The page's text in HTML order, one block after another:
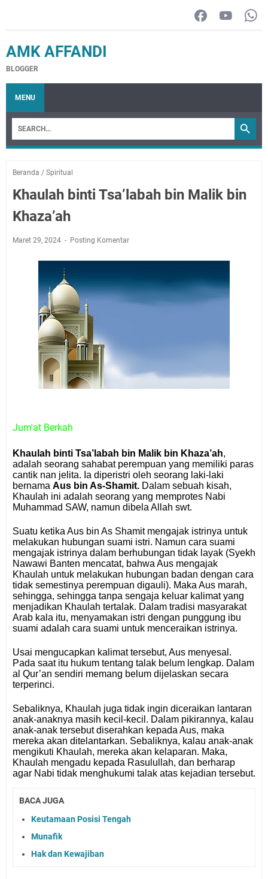
AMK AFFANDI
BLOGGER
MENU
Beranda / Spiritual
Khaulah binti Tsa’labah bin Malik bin
Khaza’ah
Maret 29, 2024 Posting Komentar
Jum'at Berkah
Khaulah binti Tsa’labah bin Malik bin Khaza’ah,
adalah seorang sahabat perempuan yang memiliki paras
cantik nan jelita. Ia diperistri oleh seorang laki-laki
bernama Aus bin As-Shamit. Dalam sebuah kisah,
Khaulah ini adalah seorang yang memprotes Nabi
Muhammad SAW, namun dibela Allah swt.
Suatu ketika Aus bin As Shamit mengajak istrinya untuk
melakukan hubungan suami istri. Namun cara suami
mengajak istrinya dalam berhubungan tidak layak (Syekh
Nawawi Banten mencatat, bahwa Aus mengajak
Khaulah untuk melakukan hubungan badan dengan cara
tidak semestinya perempuan digauli). Maka Aus marah,
sehingga, sehingga tanpa sengaja keluar kalimat yang
menjadikan Khaulah tertalak. Dalam tradisi masyarakat
Arab kala itu, menyamakan istri dengan punggung ibu
suami adalah cara suami untuk menceraikan istrinya.
Usai mengucapkan kalimat tersebut, Aus menyesal.
Pada saat itu hukum tentang talak belum lengkap. Dalam
al Qur’an sendiri memang belum dijelaskan secara
terperinci.
Sebaliknya, Khaulah juga tidak ingin diceraikan lantaran
anak-anaknya masih kecil-kecil. Dalam pikirannya, kalau
anak-anak tersebut diserahkan kepada Aus, maka
mereka akan ditelantarkan. Sebaliknya, kalau anak-anak
mengikuti Khaulah, mereka akan kelaparan. Maka,
Khaulah mengadu kepada Rasulullah, dan berharap
agar Nabi tidak menghukumi talak atas kejadian tersebut.
BACA JUGA
Keutamaan Posisi Tengah
Munafik
Hak dan Kewajiban